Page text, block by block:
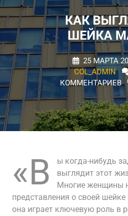
КАК
ШЕЙКА
25 МАРТА
COL_ADMIN
КОММЕНТАРИЕВ
«В
ы когда-нибудь
выглядит этот
Многие женщины
представления о своей
она играет ключевую роль в